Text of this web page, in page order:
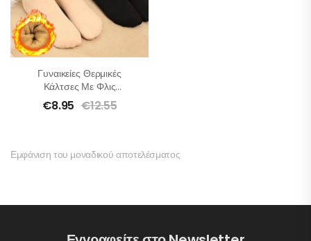
Γυναικείες Θερμικές
Κάλτσες Με Φλις
Επένδυση
€8.95 €12.55
Εμφάνιση του μοναδικού αποτελέσματος